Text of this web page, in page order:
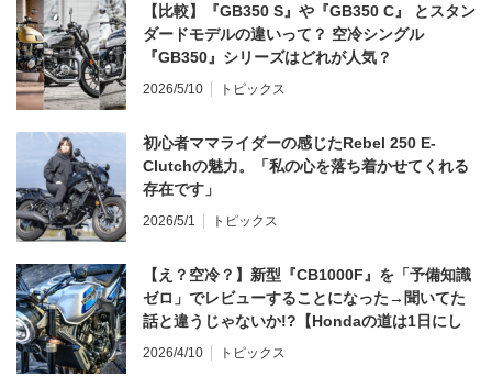
【比較】『GB350 S』や『GB350 C』 とスタン
ダードモデルの違いって？ 空冷シングル
『GB350』シリーズはどれが人気？
2026/5/10 トピックス
初心者ママライダーの感じたRebel 250 E-
Clutchの魅力。「私の心を落ち着かせてくれる
存在です」
2026/5/1 トピックス
【え？空冷？】新型『CB1000F』を「予備知識
ゼロ」でレビューすることになった→聞いてた
話と違うじゃないか!?【Hondaの道は1日にし
てならず／CB1000F ①第一印象 編】
2026/4/10 トピックス